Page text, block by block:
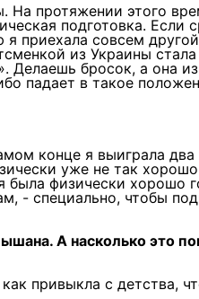
протяжении этого
подготовка. Если
приехала совсем
из Украины
Делаешь бросок, а она
падает в такое
конце я выиграла два
уже не так
физически хорошо
- специально, чтобы
А насколько это
привыкла с детства,